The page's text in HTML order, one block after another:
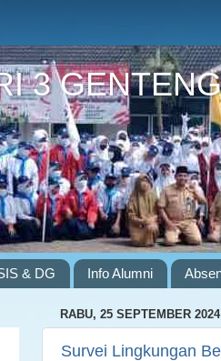
3
& DG Info Alumni
RABU, 25 SEPTEMBER 2024
Survei Lingkungan